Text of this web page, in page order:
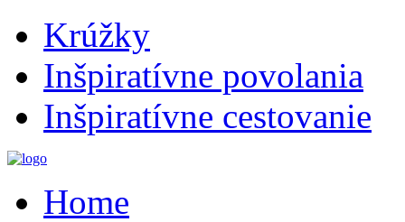
Krúžky
Inšpiratívne povolania
Inšpiratívne cestovanie
Home